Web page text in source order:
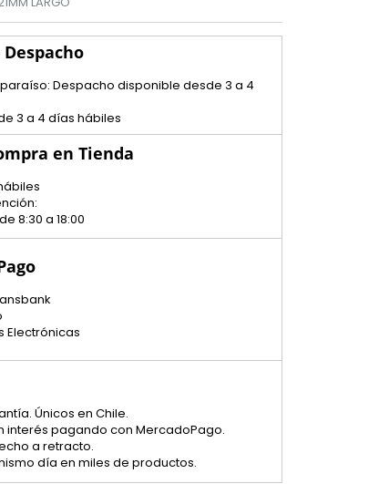
Despacho disponible desde 3 a 4
3 a 4 días hábiles
en Tienda
8:30 a 18:00
Electrónicas
Únicos en Chile.
interés pagando con MercadoPago.
a retracto.
día en miles de productos.